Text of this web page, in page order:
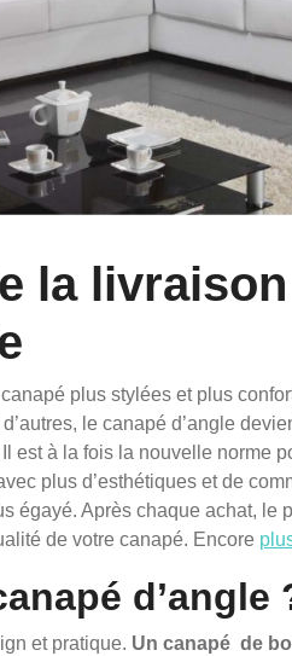
la livraison
plus stylées et plus
le canapé d’angle
est à la fois la nouvelle norme
plus d’esthétiques et de
égayé. Après chaque achat, le
de votre canapé. Encore
d’angle
et pratique. Un canapé de